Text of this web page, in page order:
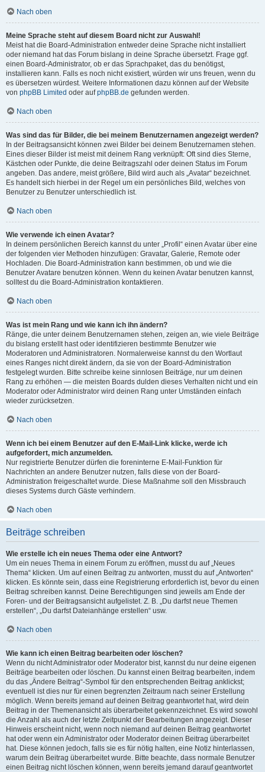
Nach oben
Meine Sprache steht auf diesem Board nicht zur Auswahl!
Meist hat die Board-Administration entweder deine Sprache nicht installiert
oder niemand hat das Forum bislang in deine Sprache übersetzt. Frage ggf.
einen Board-Administrator, ob er das Sprachpaket, das du benötigst,
installieren kann. Falls es noch nicht existiert, würden wir uns freuen, wenn du
es übersetzen würdest. Weitere Informationen dazu können auf der Website
von phpBB Limited oder aufphpBB.de gefunden werden.
Nach oben
Was sind das für Bilder, die bei meinem Benutzernamen angezeigt werden?
In der Beitragsansicht können zwei Bilder bei deinem Benutzernamen stehen.
Eines dieser Bilder ist meist mit deinem Rang verknüpft: Oft sind dies Sterne,
Kästchen oder Punkte, die deine Beitragszahl oder deinen Status im Forum
angeben. Das andere, meist größere, Bild wird auch als „Avatar“ bezeichnet.
Es handelt sich hierbei in der Regel um ein persönliches Bild, welches von
Benutzer zu Benutzer unterschiedlich ist.
Nach oben
Wie verwende ich einen Avatar?
In deinem persönlichen Bereich kannst du unter „Profil“ einen Avatar über eine
der folgenden vier Methoden hinzufügen: Gravatar, Galerie, Remote oder
Hochladen. Die Board-Administration kann bestimmen, ob und wie die
Benutzer Avatare benutzen können. Wenn du keinen Avatar benutzen kannst,
solltest du die Board-Administration kontaktieren.
Nach oben
Was ist mein Rang und wie kann ich ihn ändern?
Ränge, die unter deinem Benutzernamen stehen, zeigen an, wie viele Beiträge
du bislang erstellt hast oder identifizieren bestimmte Benutzer wie
Moderatoren und Administratoren. Normalerweise kannst du den Wortlaut
eines Ranges nicht direkt ändern, da sie von der Board-Administration
festgelegt wurden. Bitte schreibe keine sinnlosen Beiträge, nur um deinen
Rang zu erhöhen — die meisten Boards dulden dieses Verhalten nicht und ein
Moderator oder Administrator wird deinen Rang unter Umständen einfach
wieder zurücksetzen.
Nach oben
Wenn ich bei einem Benutzer auf den E-Mail-Link klicke, werde ich
aufgefordert, mich anzumelden.
Nur registrierte Benutzer dürfen die foreninterne E-Mail-Funktion für
Nachrichten an andere Benutzer nutzen, falls diese von der Board-
Administration freigeschaltet wurde. Diese Maßnahme soll den Missbrauch
dieses Systems durch Gäste verhindern.
Nach oben
Beiträge schreiben
Wie erstelle ich ein neues Thema oder eine Antwort?
Um ein neues Thema in einem Forum zu eröffnen, musst du auf „Neues
Thema“ klicken. Um auf einen Beitrag zu antworten, musst du auf „Antworten“
klicken. Es könnte sein, dass eine Registrierung erforderlich ist, bevor du einen
Beitrag schreiben kannst. Deine Berechtigungen sind jeweils am Ende der
Foren- und der Beitragsansicht aufgelistet. Z. B. „Du darfst neue Themen
erstellen“, „Du darfst Dateianhänge erstellen“ usw.
Nach oben
Wie kann ich einen Beitrag bearbeiten oder löschen?
Wenn du nicht Administrator oder Moderator bist, kannst du nur deine eigenen
Beiträge bearbeiten oder löschen. Du kannst einen Beitrag bearbeiten, indem
du das „Ändere Beitrag“-Symbol für den entsprechenden Beitrag anklickst;
eventuell ist dies nur für einen begrenzten Zeitraum nach seiner Erstellung
möglich. Wenn bereits jemand auf deinen Beitrag geantwortet hat, wird dein
Beitrag in der Themenansicht als überarbeitet gekennzeichnet. Es wird sowohl
die Anzahl als auch der letzte Zeitpunkt der Bearbeitungen angezeigt. Dieser
Hinweis erscheint nicht, wenn noch niemand auf deinen Beitrag geantwortet
hat oder wenn ein Administrator oder Moderator deinen Beitrag überarbeitet
hat. Diese können jedoch, falls sie es für nötig halten, eine Notiz hinterlassen,
warum dein Beitrag überarbeitet wurde. Bitte beachte, dass normale Benutzer
einen Beitrag nicht löschen können, wenn bereits jemand darauf geantwortet